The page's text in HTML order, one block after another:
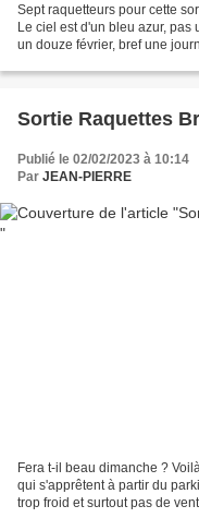
Sept raquetteurs pour cette
Le ciel est d'un bleu azur,
un douze février, bref une
Sortie Raquettes
Publié le 02/02/2023 à 10:14
Par JEAN-PIERRE
Fera t-il beau dimanche ?
qui s'apprêtent à partir du
trop froid et surtout pas de